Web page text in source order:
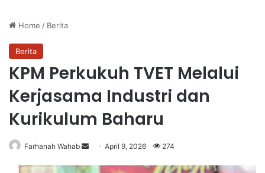
Home / Berita
Berita
KPM Perkukuh TVET Melalui
Kerjasama Industri dan
Kurikulum Baharu
Farhanah Wahab April 9, 2026 274